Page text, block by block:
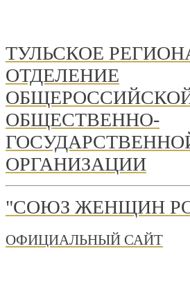
ТУЛЬСКОЕ
ОТДЕЛЕНИЕ
ОБЩЕСТВЕННО-
ОРГАНИЗАЦИИ
"СОЮЗ ЖЕНЩИН
ОФИЦИАЛЬНЫЙ САЙТ